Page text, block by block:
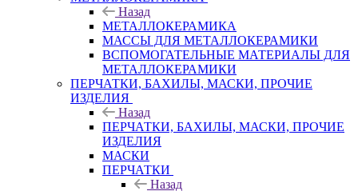
Назад
МЕТАЛЛОКЕРАМИКА
МАССЫ ДЛЯ МЕТАЛЛОКЕРАМИКИ
ВСПОМОГАТЕЛЬНЫЕ МАТЕРИАЛЫ ДЛЯ
МЕТАЛЛОКЕРАМИКИ
ПЕРЧАТКИ, БАХИЛЫ, МАСКИ, ПРОЧИЕ
ИЗДЕЛИЯ
Назад
ПЕРЧАТКИ, БАХИЛЫ, МАСКИ, ПРОЧИЕ
ИЗДЕЛИЯ
МАСКИ
ПЕРЧАТКИ
Назад